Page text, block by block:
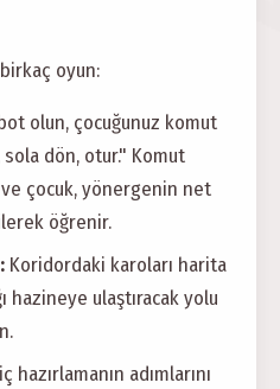
oyun:
olun, çocuğunuz komut
dön, otur." Komut
çocuk, yönergenin net
öğrenir.
Koridordaki karoları harita
hazineye ulaştıracak yolu
hazırlamanın adımlarını